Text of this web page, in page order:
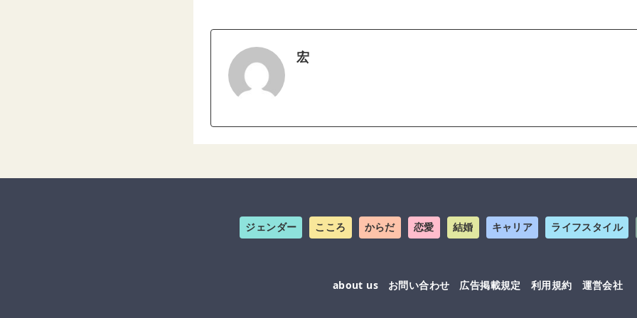
宏
ジェンダー こころ からだ 恋愛 結婚 キャリア ライフスタイル
about us お問い合わせ 広告掲載規定 利用規約 運営会社